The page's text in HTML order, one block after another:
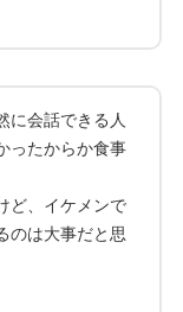
に会話できる人
ったからか食事
ど、イケメンで
のは大事だと思